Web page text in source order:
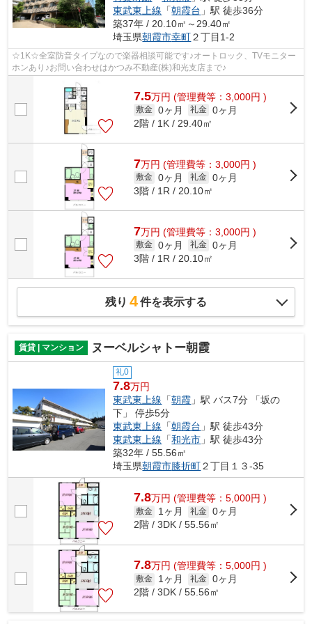
東武東上線 「朝霞台 」駅 徒歩36分
築37年 / 20.10㎡～29.40㎡
埼玉県朝霞市幸町２丁目1-2
☆1K☆全室防音タイプなので楽器相談可能です♪オートロック、TVモニター
ホンあり♪お問い合わせはかつみ不動産(株)和光支店まで♪
7.5万円 (管理費等：3,000円 )
敷金 0ヶ月 礼金 0ヶ月
2階 / 1K / 29.40㎡
7万円 (管理費等：3,000円 )
敷金 0ヶ月 礼金 0ヶ月
3階 / 1R / 20.10㎡
7万円 (管理費等：3,000円 )
敷金 0ヶ月 礼金 0ヶ月
3階 / 1R / 20.10㎡
残り 4件を表示する
賃貸 | マンション ヌーベルシャトー朝霞
礼0
7.8万円
東武東上線 「朝霞 」駅 バス7分 「坂の
下」 停歩5分
東武東上線 「朝霞台 」駅 徒歩43分
東武東上線 「和光市 」駅 徒歩43分
築32年 / 55.56㎡
埼玉県朝霞市膝折町２丁目１３-35
7.8万円 (管理費等：5,000円 )
敷金 1ヶ月 礼金 0ヶ月
2階 / 3DK / 55.56㎡
7.8万円 (管理費等：5,000円 )
敷金 1ヶ月 礼金 0ヶ月
2階 / 3DK / 55.56㎡